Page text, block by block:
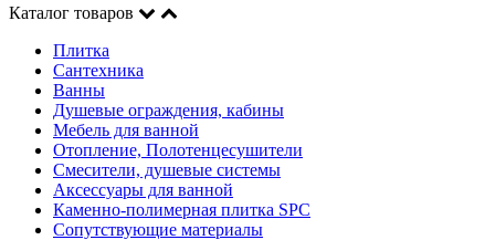
Каталог товаров
Плитка
Сантехника
Ванны
Душевые ограждения, кабины
Мебель для ванной
Отопление, Полотенцесушители
Смесители, душевые системы
Аксессуары для ванной
Каменно-полимерная плитка SPC
Сопутствующие материалы